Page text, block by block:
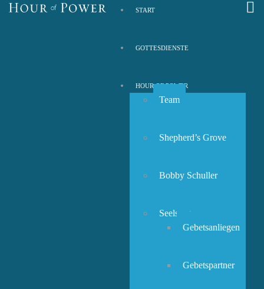
START
GOTTESDIENSTE
HOUR OF POWER
Team
Shepherd’s Grove
Bobby Schuller
Seelsorge
Gebetsanliegen
Gebetspartner